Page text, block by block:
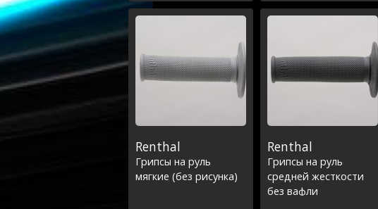
Renthal
Грипсы на руль
мягкие (без рисунка)
Renthal
Грипсы на руль
средней жесткости
без вафли